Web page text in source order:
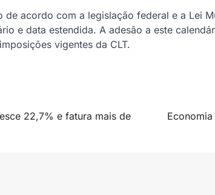
acordo com a legislação federal e a Lei
e data estendida. A adesão a este
vigentes da CLT.
22,7% e fatura mais de